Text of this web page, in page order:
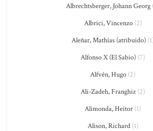
Albrechtsberger, Johann Georg
Albrici, Vincenzo(2)
Aleñar, Mathías (atribuido)
Alfonso X (El Sabio) (7)
Alfvén, Hugo (2)
Ali-Zadeh, Franghiz (2)
Alimonda, Heitor (1)
Alison, Richard(1)